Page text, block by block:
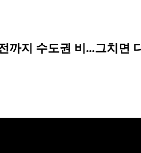
까지 수도권 비...그치면